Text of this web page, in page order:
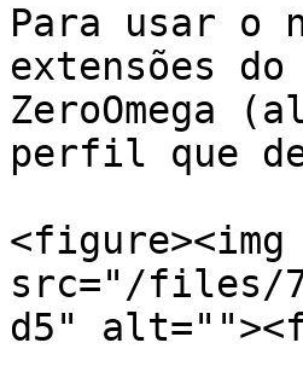
Para usar o
extensões
ZeroOmega
perfil que
<figure><img
src="/files/
d5"